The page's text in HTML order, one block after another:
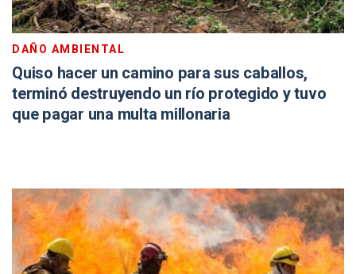
DAÑO AMBIENTAL
Quiso hacer un camino para sus caballos,
terminó destruyendo un río protegido y tuvo
que pagar una multa millonaria